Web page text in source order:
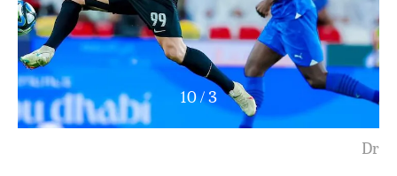
4
/
10
Dr